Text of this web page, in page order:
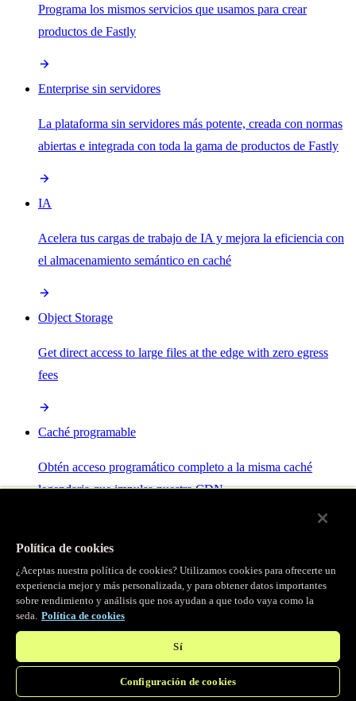
Programa los mismos servicios que usamos para crear
productos de Fastly
Enterprise sin servidores
La plataforma sin servidores más potente, creada con normas
abiertas e integrada con toda la gama de productos de Fastly
IA
Acelera tus cargas de trabajo de IA y mejora la eficiencia con
el almacenamiento semántico en caché
Object Storage
Get direct access to large files at the edge with zero egress
fees
Caché programable
Obtén acceso programático completo a la misma caché
legendaria que impulsa nuestra CDN.
Servidor MCP
Control por IA para tus servicios Fastly.
Política de cookies
¿Aceptas nuestra política de cookies? Utilizamos cookies para ofrecerte un
experiencia mejor y más personalizada, y para obtener datos importantes
sobre rendimiento y análisis que nos ayudan a que todo vaya como la
seda. Política de cookies
Sí
Configuración de cookies